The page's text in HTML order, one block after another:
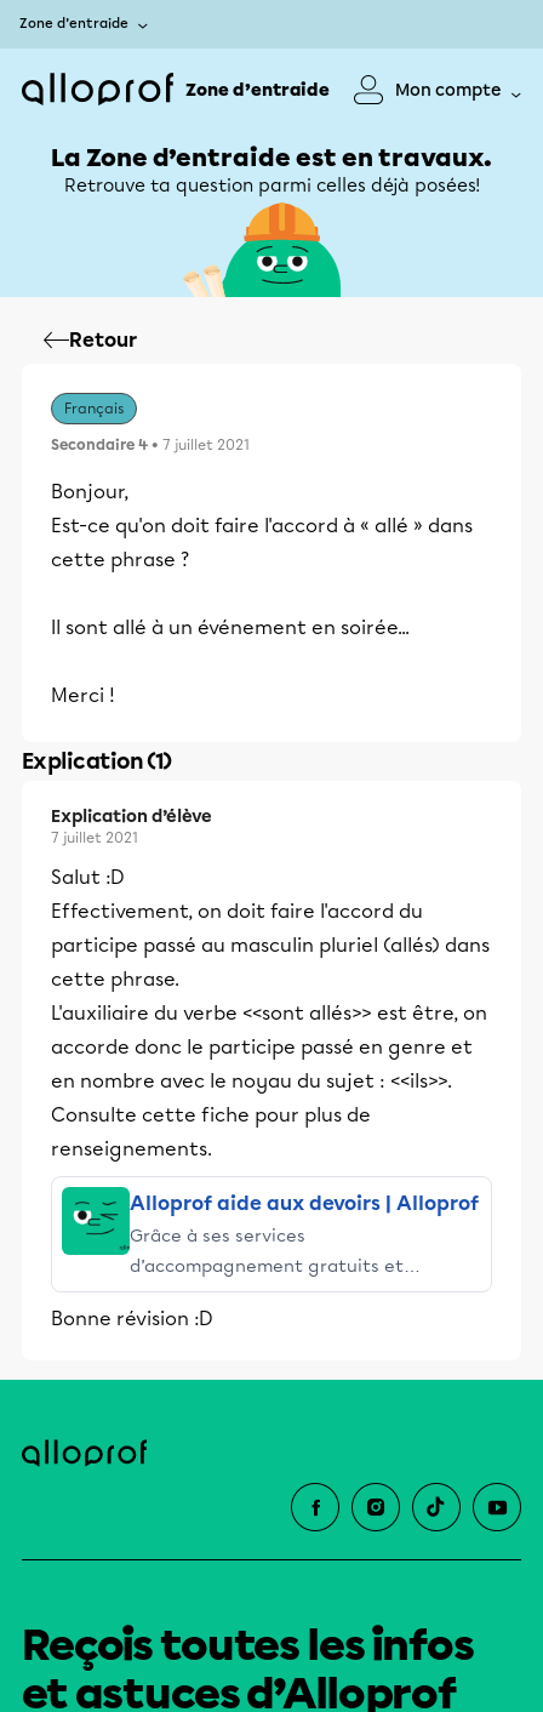
Zone d’entraide
Zone d’entraide Mon compte
La Zone d’entraide est en travaux.
Retrouve ta question parmi celles déjà posées!
Retour
Français
Secondaire 4 • 7 juillet 2021
Bonjour,
Est-ce qu'on doit faire l'accord à « allé » dans
cette phrase ?
Il sont allé à un événement en soirée...
Merci !
Explication (1)
Explication d’élève
7 juillet 2021
Salut :D
Effectivement, on doit faire l'accord du
participe passé au masculin pluriel (allés) dans
cette phrase.
L'auxiliaire du verbe <<sont allés>> est être, on
accorde donc le participe passé en genre et
en nombre avec le noyau du sujet : <<ils>>.
Consulte cette fiche pour plus de
renseignements.
Alloprof aide aux devoirs | Alloprof
Grâce à ses services
d’accompagnement gratuits et
stimulants, Alloprof engage les élèves
et leurs parents dans la réussite
Bonne révision :D
Reçois toutes les infos
et astuces d’Alloprof